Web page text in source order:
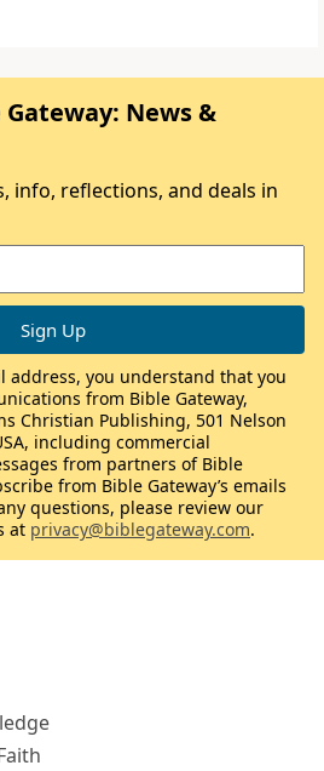
News &
info, reflections, and deals in
address, you understand that you
from Bible Gateway,
Christian Publishing, 501 Nelson
including commercial
from partners of Bible
from Bible Gateway’s emails
questions, please review our
at privacy@biblegateway.com.